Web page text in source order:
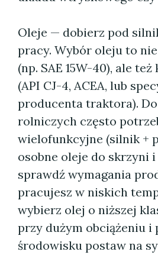
Oleje — dobierz pod
pracy. Wybór oleju to
(np. SAE 15W-40), ale
(API CJ-4, ACEA, lub
producenta traktora).
rolniczych często
wielofunkcyjne (silnik +
osobne oleje do skrzyni
sprawdź wymagania
pracujesz w niskich
wybierz olej o niższej
przy dużym obciążeniu i
środowisku postaw na